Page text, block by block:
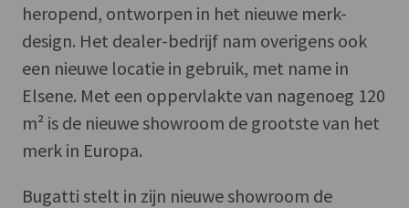
heropend, ontworpen in het nieuwe merk-
design. Het dealer-bedrijf nam overigens ook
een nieuwe locatie in gebruik, met name in
Elsene. Met een oppervlakte van nagenoeg 120
m² is de nieuwe showroom de grootste van het
merk in Europa.
Bugatti stelt in zijn nieuwe showroom de